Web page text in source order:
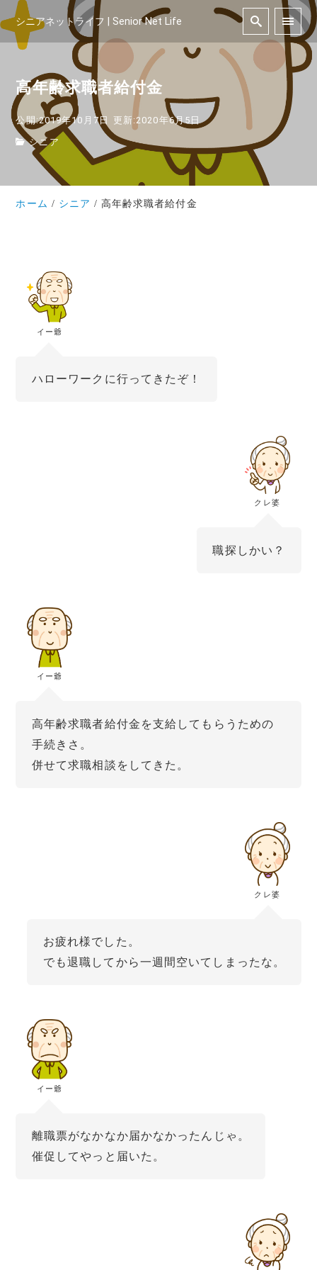
シニアネットライフ | Senior Net Life
高年齢求職者給付金
公開:2019年10月7日 更新:2020年6月5日
シニア
ホーム シニア 高年齢求職者給付金
イー爺
ハローワークに行ってきたぞ！
クレ婆
職探しかい？
イー爺
高年齢求職者給付金を支給してもらうための
手続きさ。
併せて求職相談をしてきた。
クレ婆
お疲れ様でした。
でも退職してから一週間空いてしまったな。
イー爺
離職票がなかなか届かなかったんじゃ。
催促してやっと届いた。